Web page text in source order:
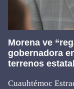
Morena ve
gobernadora
terrenos
Cuauhtémoc